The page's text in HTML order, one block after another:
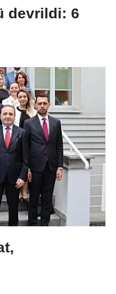
devrildi: 6